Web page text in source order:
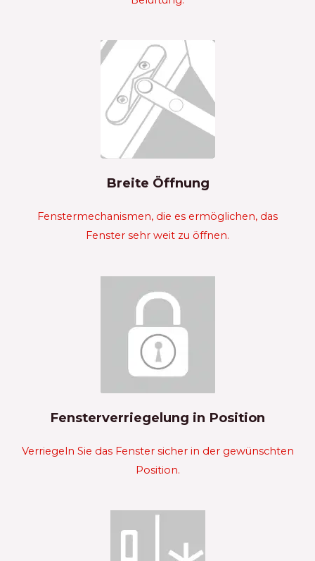
Breite Öffnung
Fenstermechanismen, die es ermöglichen, das
Fenster sehr weit zu öffnen.
Fensterverriegelung in Position
Verriegeln Sie das Fenster sicher in der gewünschten
Position.